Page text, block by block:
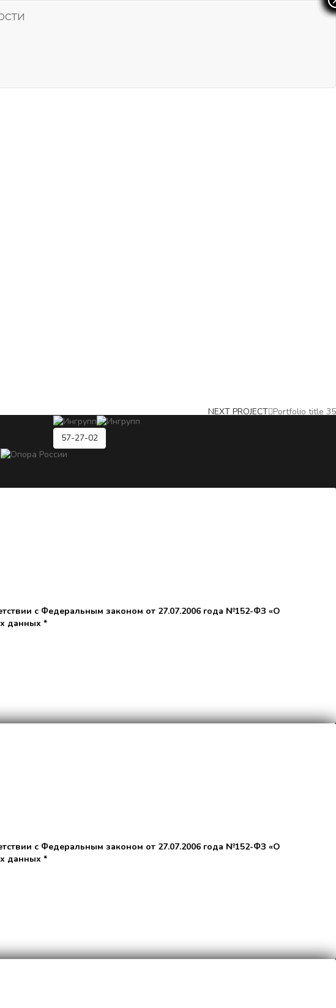
NEXT PROJECT Portfolio title 35
57-27-02
с Федеральным законом от 27.07.2006 года №152-ФЗ «О
данных *
с Федеральным законом от 27.07.2006 года №152-ФЗ «О
данных *